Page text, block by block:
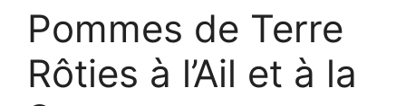
Pommes de Terre
Rôties à l’Ail et à la